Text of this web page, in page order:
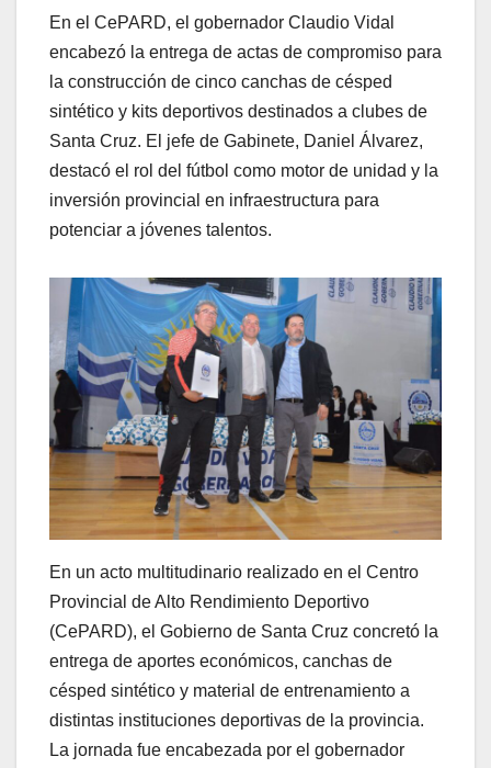
En el CePARD, el gobernador Claudio Vidal
encabezó la entrega de actas de compromiso para
la construcción de cinco canchas de césped
sintético y kits deportivos destinados a clubes de
Santa Cruz. El jefe de Gabinete, Daniel Álvarez,
destacó el rol del fútbol como motor de unidad y la
inversión provincial en infraestructura para
potenciar a jóvenes talentos.
En un acto multitudinario realizado en el Centro
Provincial de Alto Rendimiento Deportivo
(CePARD), el Gobierno de Santa Cruz concretó la
entrega de aportes económicos, canchas de
césped sintético y material de entrenamiento a
distintas instituciones deportivas de la provincia.
La jornada fue encabezada por el gobernador